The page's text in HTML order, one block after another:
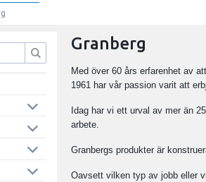
Granberg
Med över 60 års erfarenhet av
1961 har vår passion varit att
Idag har vi ett urval av mer än
arbete.
Granbergs produkter är
Oavsett vilken typ av jobb eller